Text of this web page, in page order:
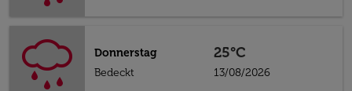
Donnerstag
Bedeckt
25°C
13/08/2026